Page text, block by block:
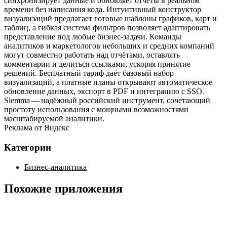
времени без написания кода. Интуитивный конструктор
визуализаций предлагает готовые шаблоны графиков, карт и
таблиц, а гибкая система фильтров позволяет адаптировать
представление под любые бизнес‑задачи. Команды
аналитиков и маркетологов небольших и средних компаний
могут совместно работать над отчётами, оставлять
комментарии и делиться ссылками, ускоряя принятие
решений. Бесплатный тариф даёт базовый набор
визуализаций, а платные планы открывают автоматическое
обновление данных, экспорт в PDF и интеграцию с SSO.
Slemma — надёжный российский инструмент, сочетающий
простоту использования с мощными возможностями
масштабируемой аналитики.
Реклама от Яндекс
Категории
Бизнес-аналитика
Похожие приложения